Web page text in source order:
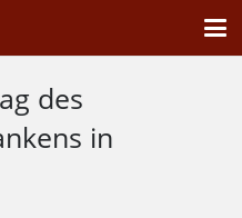
des
in